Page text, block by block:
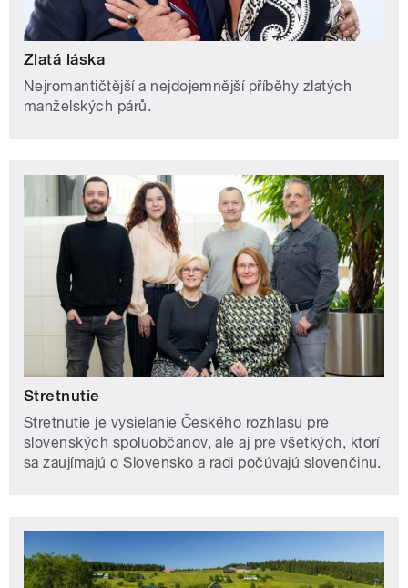
Zlatá láska
Nejromantičtější a nejdojemnější příběhy zlatých
manželských párů.
Stretnutie
Stretnutie je vysielanie Českého rozhlasu pre
slovenských spoluobčanov, ale aj pre všetkých, ktorí
sa zaujímajú o Slovensko a radi počúvajú slovenčinu.